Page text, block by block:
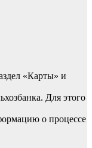
«Карты» и
Для этого
о процессе